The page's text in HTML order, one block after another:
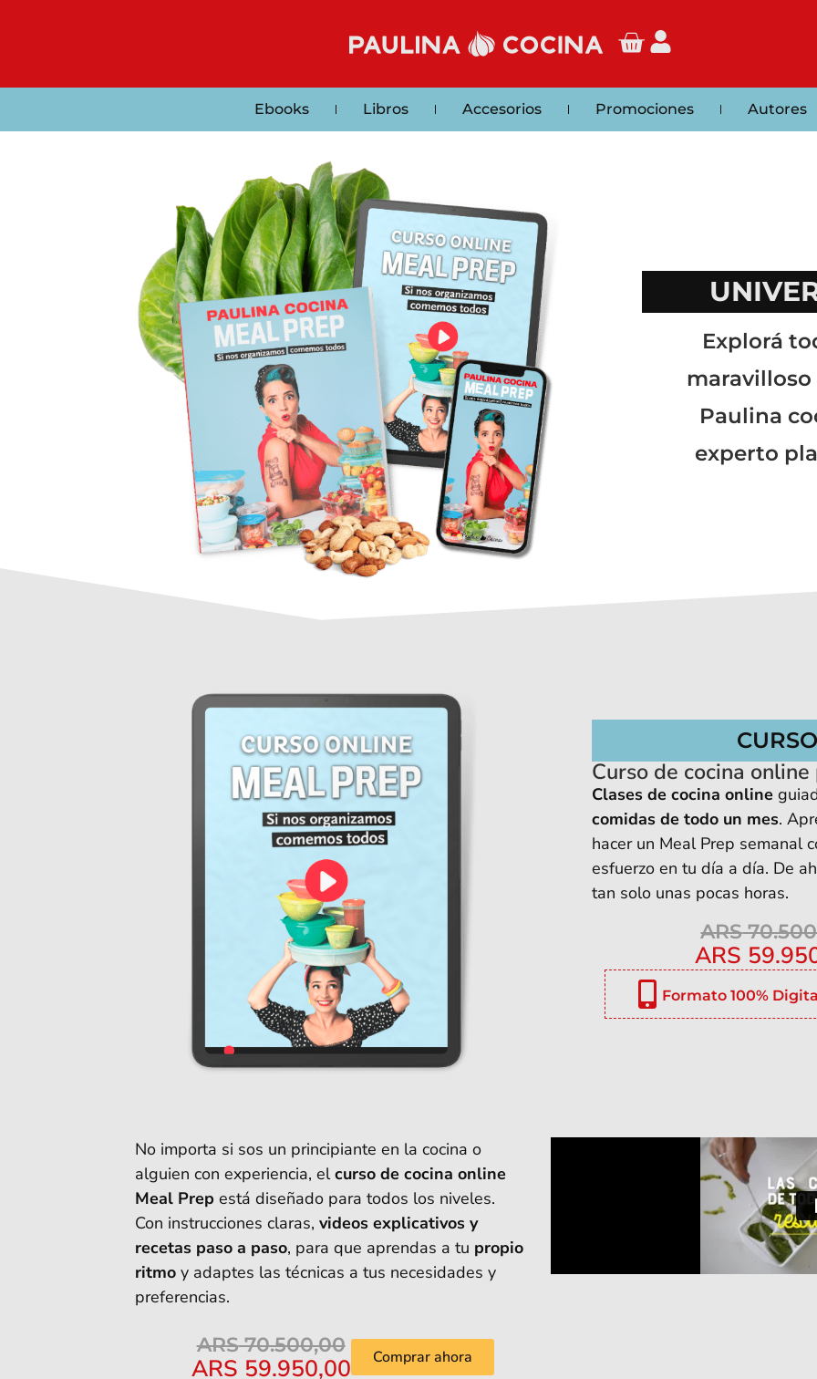
Ebooks Libros Accesorios Promociones Autores
Explorá
Paulina
experto
Curso de cocina
Clases de cocina online
comidas de todo un mes.
hacer un Meal Prep semanal
esfuerzo en tu día a día. De
tan solo unas pocas horas.
ARS
ARS
Formato 100%
No importa si sos un principiante en la cocina o
alguien con experiencia, elcurso de cocina online
Meal Prep está diseñado para todos los niveles.
Con instrucciones claras, videos explicativos y
recetas paso a paso, para que aprendas a tu propio
ritmoy adaptes las técnicas a tus necesidades y
preferencias.
ARS70.500,00
ARS 59.950,00 Comprar ahora